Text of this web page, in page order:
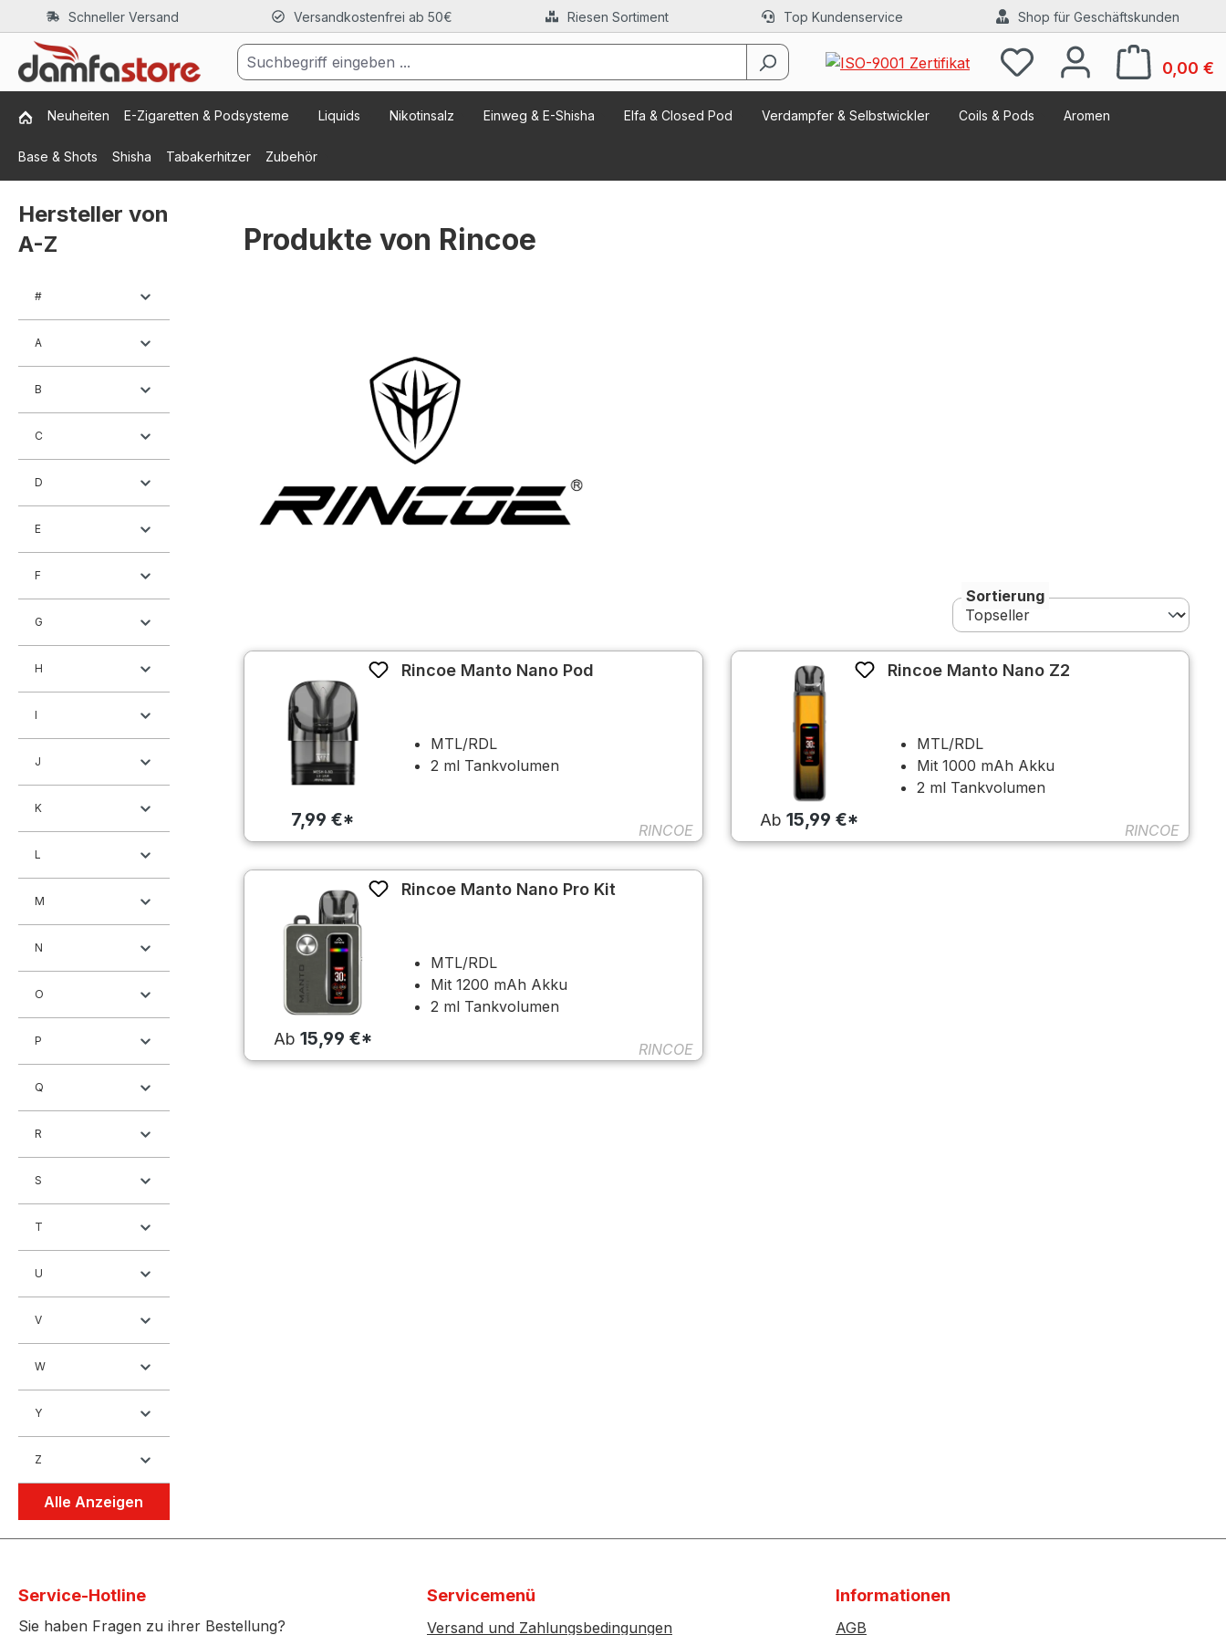
Hauptinhalt springen
Zur Suche springen
Zur Hauptnavigation springen
Schneller Versand Versandkostenfrei ab 50€ Riesen Sortiment Top Kundenservice Shop für Geschäftskunden
0,00 €
Neuheiten E-Zigaretten & Podsysteme Liquids Nikotinsalz Einweg & E-Shisha Elfa & Closed Pod Verdampfer & Selbstwickler Coils & Pods Aromen
Base & Shots Shisha Tabakerhitzer Zubehör
Hersteller von
A-Z
#
A
B
C
D
E
F
G
H
I
J
K
L
M
N
O
P
Q
R
S
T
U
V
W
Y
Z
Alle Anzeigen
Produkte von Rincoe
Sortierung
7,99 €*
Rincoe Manto Nano Pod
MTL/RDL
2 ml Tankvolumen
RINCOE
Ab15,99 €*
Rincoe Manto Nano Z2
MTL/RDL
Mit 1000 mAh Akku
2 ml Tankvolumen
RINCOE
Ab 15,99 €*
Rincoe Manto Nano Pro Kit
MTL/RDL
Mit 1200 mAh Akku
2 ml Tankvolumen
RINCOE
Service-Hotline
Sie haben Fragen zu ihrer Bestellung?
Servicemenü
Versand und Zahlungsbedingungen
Informationen
AGB